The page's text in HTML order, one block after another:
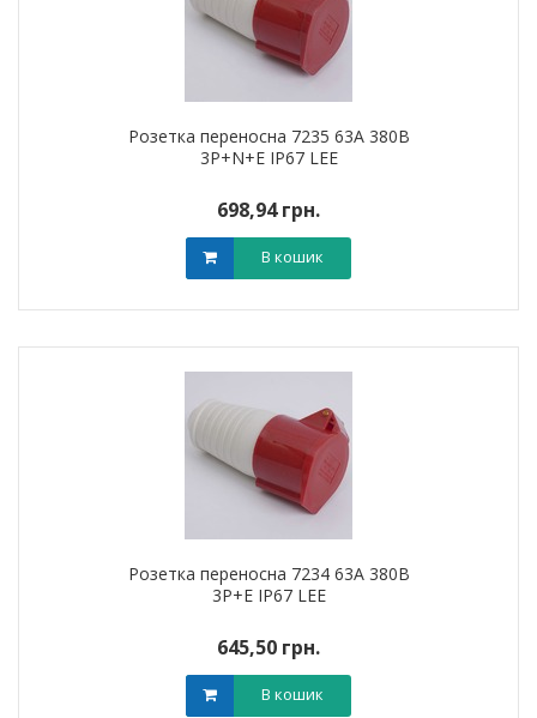
Розетка переносна 7235 63А 380В
3Р+N+Е IP67 LEE
698,94 грн.
В кошик
Розетка переносна 7234 63А 380В
3Р+Е IP67 LEE
645,50 грн.
В кошик